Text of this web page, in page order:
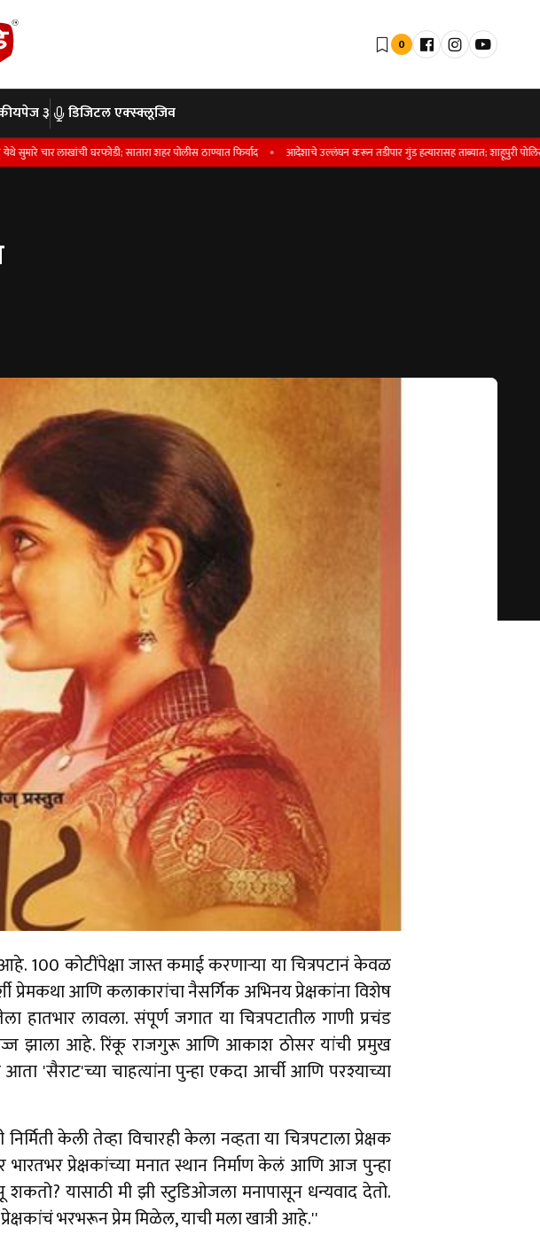
0
पेज ३ डिजिटल एक्स्क्लूजिव
लाखांची घरफोडी; सातारा शहर पोलीस ठाण्यात फिर्याद आदेशाचे उल्लंघन करून तडीपार गुंड हत्यारासह ताब्यात; शाहूपुरी पोलिसांची
100 कोटींपेक्षा जास्त कमाई करणाऱ्या या चित्रपटानं केवळ
प्रेमकथा आणि कलाकारांचा नैसर्गिक अभिनय प्रेक्षकांना विशेष
हातभार लावला. संपूर्ण जगात या चित्रपटातील गाणी प्रचंड
झाला आहे. रिंकू राजगुरू आणि आकाश ठोसर यांची प्रमुख
आता 'सैराट'च्या चाहत्यांना पुन्हा एकदा आर्ची आणि परश्याच्या
केली तेव्हा विचारही केला नव्हता या चित्रपटाला प्रेक्षक
भारतभर प्रेक्षकांच्या मनात स्थान निर्माण केलं आणि आज पुन्हा
यासाठी मी झी स्टुडिओजला मनापासून धन्यवाद देतो.
भरभरून प्रेम मिळेल, याची मला खात्री आहे.''